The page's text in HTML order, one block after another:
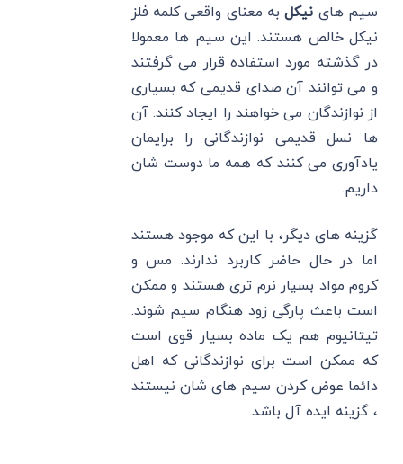
سیم های نیکلبه معنای واقعی کلمه فلز
نیکل خالص هستند. این سیم ‌ها معمولا
در گذشته مورد استفاده قرار می ‌گرفتند
و می‌ توانند آن صدای قدیمی که بسیاری
از نوازندگان می ‌خواهند را ایجاد کنند. آن
ها نسل قدیمی نوازندگانی را برایمان
یادآوری می کنند که همه ما دوست شان
داریم.
گزینه های دیگر، با این که موجود هستند
اما در حال حاضر کاربرد ندارند. مس و
کروم مواد بسیار نرم تری هستند و ممکن
است باعث پارگی زود هنگام سیم شوند.
تیتانیوم هم یک ماده بسیار قوی است
که ممکن است برای نوازندگانی که اهل
دائما عوض کردن سیم‌ های شان نیستند
، گزینه ایده آل باشد.